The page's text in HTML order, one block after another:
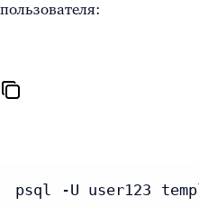
пользователя:
psql -U user123